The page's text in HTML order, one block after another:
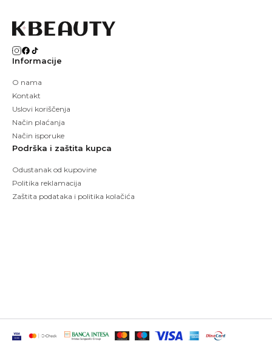
Informacije
O nama
Kontakt
Uslovi koriščenja
Način plaćanja
Način isporuke
Podrška i zaštita kupca
Odustanak od kupovine
Politika reklamacija
Zaštita podataka i politika kolačića